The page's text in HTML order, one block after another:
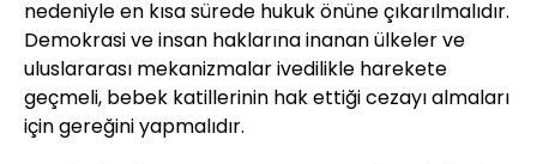
nedeniyle en kısa sürede hukuk önüne çıkarılmalıdır.
Demokrasi ve insan haklarına inanan ülkeler ve
uluslararası mekanizmalar ivedilikle harekete
geçmeli, bebek katillerinin hak ettiği cezayı almaları
için gereğini yapmalıdır.